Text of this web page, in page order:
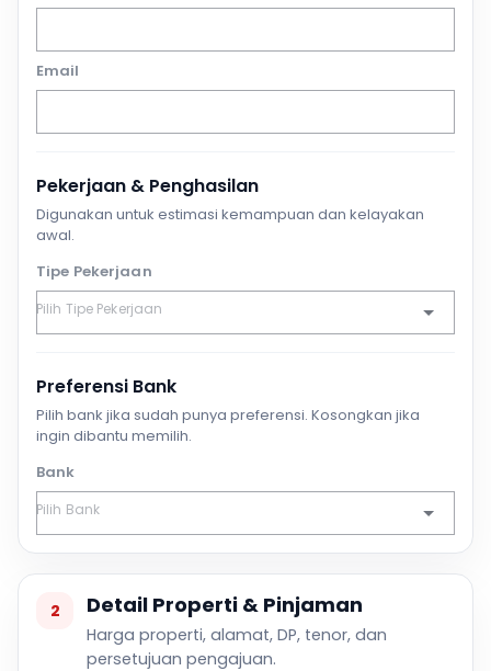
Email
Pekerjaan & Penghasilan
Digunakan untuk estimasi kemampuan dan kelayakan
awal.
Tipe Pekerjaan
Preferensi Bank
Pilih bank jika sudah punya preferensi. Kosongkan jika
ingin dibantu memilih.
Bank
2 Detail Properti & Pinjaman
Harga properti, alamat, DP, tenor, dan
persetujuan pengajuan.